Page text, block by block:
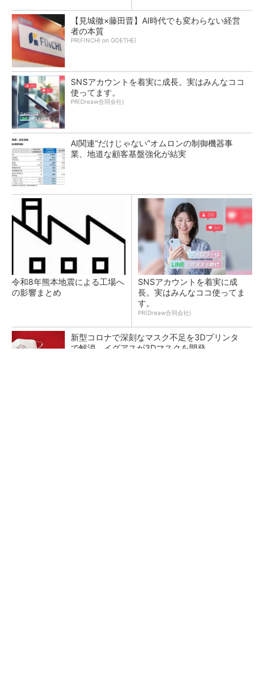
【見城徹×藤田晋】AI時代でも変わらない経営
者の本質
PR(FINCHI on GOETHE)
SNSアカウントを着実に成長。実はみんなココ
使ってます。
PR(Dreaw合同会社)
AI関連“だけじゃない”オムロンの制御機器事
業、地道な顧客基盤強化が結実
令和8年熊本地震による工場へ
の影響まとめ
SNSアカウントを着実に成
長。実はみんなココ使ってま
す。
PR(Dreaw合同会社)
新型コロナで深刻なマスク不足を3Dプリンタ
で解消、イグアスが3Dマスクを開発